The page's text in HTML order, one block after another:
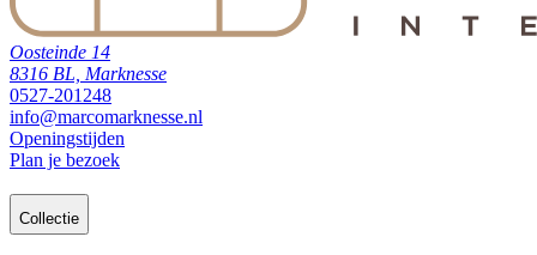
Oosteinde 14
8316 BL, Marknesse
0527-201248
info@marcomarknesse.nl
Openingstijden
Plan je bezoek
Collectie